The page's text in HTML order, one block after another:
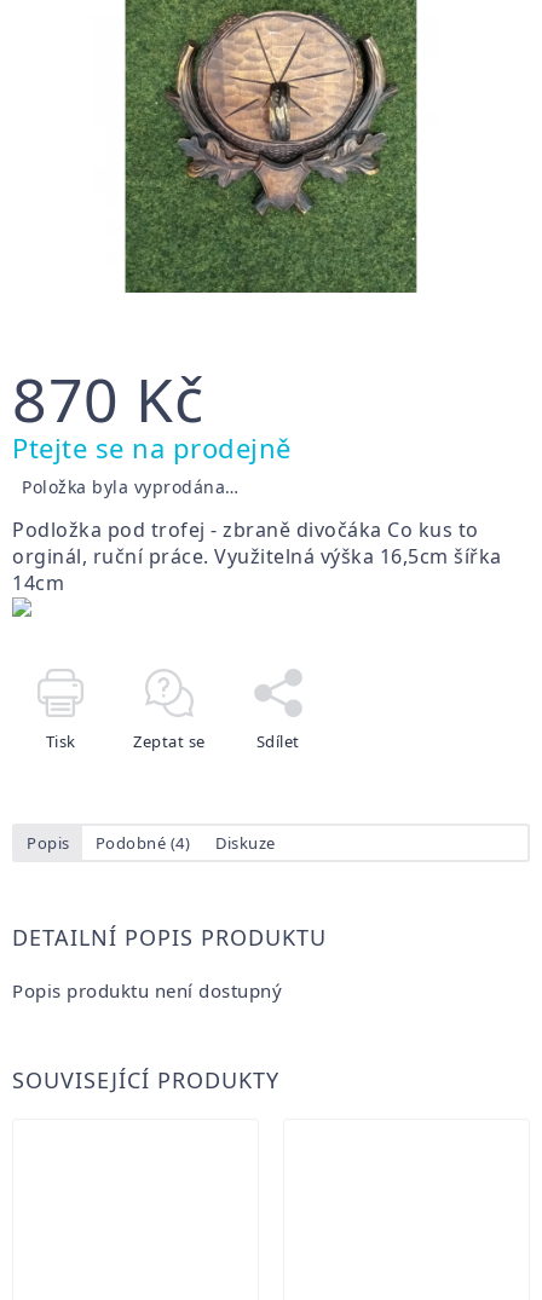
870 Kč
Měrná
cena:
Ptejte se na prodejně
Položka byla vyprodána…
Podložka pod trofej - zbraně divočáka Co kus to
orginál, ruční práce. Využitelná výška 16,5cm šířka
14cm
Tisk Zeptat se Sdílet
Popis Podobné (4) Diskuze
DETAILNÍ POPIS PRODUKTU
Popis produktu není dostupný
SOUVISEJÍCÍ PRODUKTY